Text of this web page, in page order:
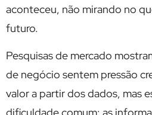
aconteceu, não mirando no
futuro.
Pesquisas de mercado
de negócio sentem pressão
valor a partir dos dados, mas